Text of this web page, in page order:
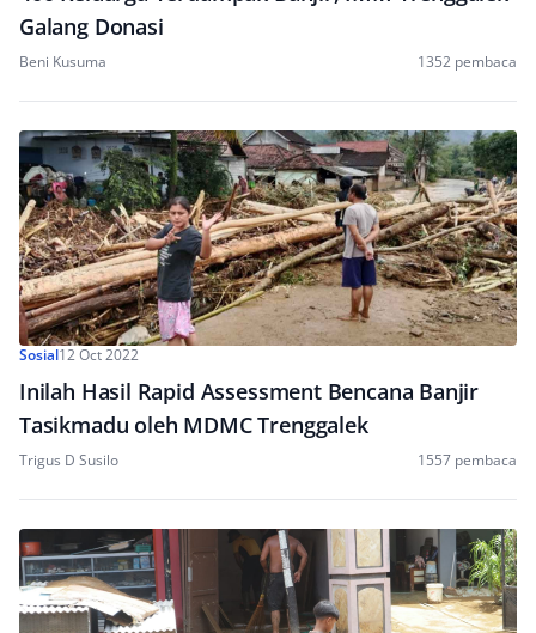
Galang Donasi
Beni Kusuma 1352 pembaca
Sosial12 Oct 2022
Inilah Hasil Rapid Assessment Bencana Banjir
Tasikmadu oleh MDMC Trenggalek
Trigus D Susilo 1557 pembaca